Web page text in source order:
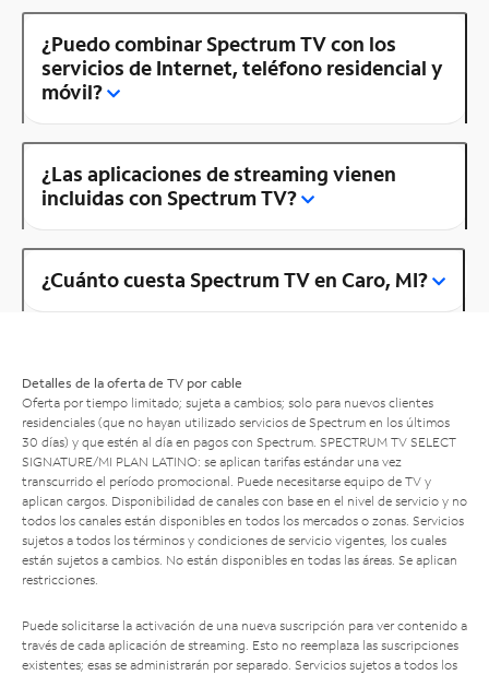
¿Puedo combinar Spectrum TV con los
servicios de Internet, teléfono residencial y
móvil?
¿Las aplicaciones de streaming vienen
incluidas con Spectrum TV?
¿Cuánto cuesta Spectrum TV en Caro, MI?
Detalles de la oferta de TV por cable
Oferta por tiempo limitado; sujeta a cambios; solo para nuevos clientes
residenciales (que no hayan utilizado servicios de Spectrum en los últimos
30 días) y que estén al día en pagos con Spectrum. SPECTRUM TV SELECT
SIGNATURE/MI PLAN LATINO: se aplican tarifas estándar una vez
transcurrido el período promocional. Puede necesitarse equipo de TV y
aplican cargos. Disponibilidad de canales con base en el nivel de servicio y no
todos los canales están disponibles en todos los mercados o zonas. Servicios
sujetos a todos los términos y condiciones de servicio vigentes, los cuales
están sujetos a cambios. No están disponibles en todas las áreas. Se aplican
restricciones.
Puede solicitarse la activación de una nueva suscripción para ver contenido a
través de cada aplicación de streaming. Esto no reemplaza las suscripciones
existentes; esas se administrarán por separado. Servicios sujetos a todos los